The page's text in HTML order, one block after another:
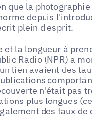
que la
depuis
plein d'esprit.
la longueur à
Radio (NPR) a
lien avaient des
n'était pas
plus longues
des taux